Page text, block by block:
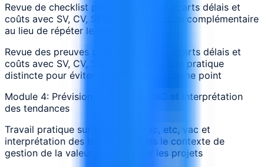
Revue de checklist pour Analyse des écarts délais et
coûts avec SV, CV, SPI et CPI : précision complémentaire
au lieu de répéter le même point
Revue des preuves pour Analyse des écarts délais et
coûts avec SV, CV, SPI et CPI : précision pratique
distincte pour éviter la répétition du même point
Module 4: Prévisions EAC, ETC, VAC et interprétation
des tendances
Travail pratique sur prévisions eac, etc, vac et
interprétation des tendances dans le contexte de
gestion de la valeur acquise pour les projets